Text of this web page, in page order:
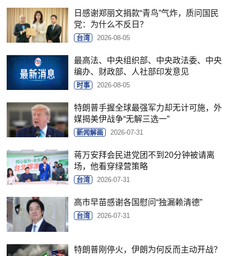
日感谢郑丽文捐款“青鸟”气炸，质问国民
党：为什么不反日？
台湾 2026-08-05
最高法、中央组织部、中央政法委、中央
编办、财政部、人社部印发意见
时事 2026-08-05
特朗普手握全球最强军力却无计可施，外
媒揭美伊战争“无解三选一”
新闻解画 2026-07-31
蒋万安拜会民进党团不到20分钟被请离
场，他看穿绿营策略
台湾 2026-07-31
高市早苗感谢各国慰问“独漏赖清德”
台湾 2026-07-31
特朗普刚停火，伊朗为何反而主动开战？